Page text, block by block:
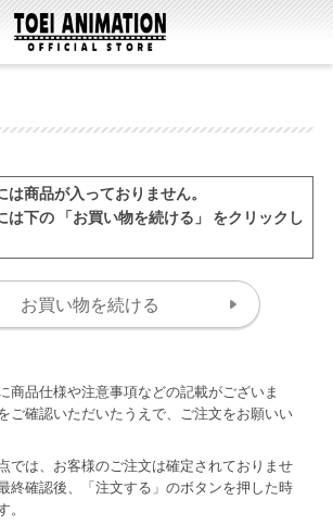
商品が入っておりません。
は下の 「お買い物を続ける」 をクリックし
商品仕様や注意事項などの記載がございま
ご確認いただいたうえで、ご注文をお願いい
では、お客様のご注文は確定されておりませ
終確認後、「注文する」のボタンを押した時
。